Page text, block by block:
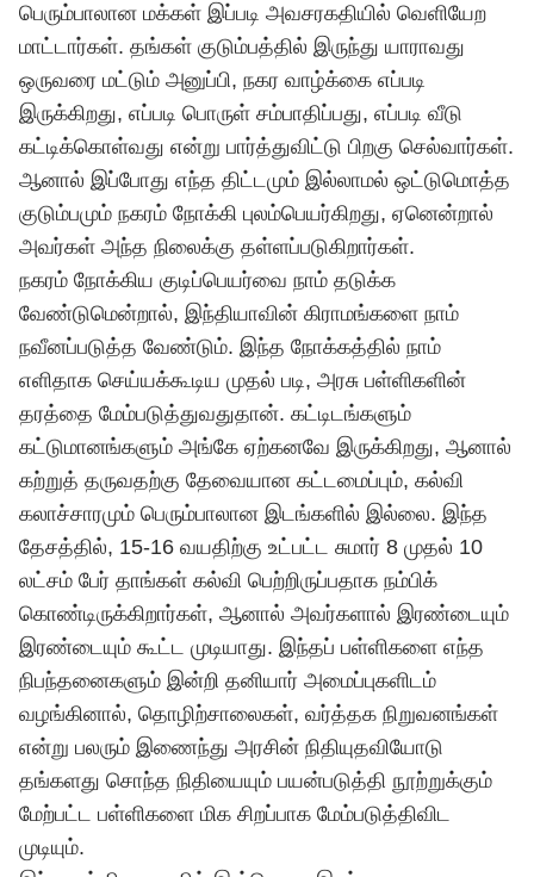
பெரும்பாலான மக்கள் இப்படி அவசரகதியில் வெளியேற
மாட்டார்கள். தங்கள் குடும்பத்தில் இருந்து யாராவது
ஒருவரை மட்டும் அனுப்பி, நகர வாழ்க்கை எப்படி
இருக்கிறது,‌ எப்படி பொருள் சம்பாதிப்பது, எப்படி வீடு
கட்டிக்கொள்வது என்று பார்த்துவிட்டு பிறகு செல்வார்கள்.
ஆனால் இப்போது எந்த திட்டமும் இல்லாமல் ஒட்டுமொத்த
குடும்பமும் நகரம் நோக்கி புலம்பெயர்கிறது, ஏனென்றால்
அவர்கள் அந்த நிலைக்கு தள்ளப்படுகிறார்கள்.
நகரம் நோக்கிய குடிப்பெயர்வை நாம் தடுக்க
வேண்டுமென்றால், இந்தியாவின் கிராமங்களை நாம்
நவீனப்படுத்த வேண்டும். இந்த நோக்கத்தில் நாம்
எளிதாக செய்யக்கூடிய முதல் படி, அரசு பள்ளிகளின்
தரத்தை மேம்படுத்துவதுதான். கட்டிடங்களும்
கட்டுமானங்களும் அங்கே ஏற்கனவே இருக்கிறது, ஆனால்
கற்றுத் தருவதற்கு தேவையான கட்டமைப்பும், கல்வி
கலாச்சாரமும் பெரும்பாலான இடங்களில் இல்லை. இந்த
தேசத்தில், 15-16 வயதிற்கு உட்பட்ட சுமார் 8 முதல் 10
லட்சம் பேர் தாங்கள் கல்வி பெற்றிருப்பதாக நம்பிக்
கொண்டிருக்கிறார்கள், ஆனால் அவர்களால் இரண்டையும்
இரண்டையும் கூட்ட முடியாது. இந்தப் பள்ளிகளை எந்த
நிபந்தனைகளும் இன்றி தனியார் அமைப்புகளிடம்
வழங்கினால், தொழிற்சாலைகள், வர்த்தக நிறுவனங்கள்
என்று பலரும் இணைந்து அரசின் நிதியுதவியோடு
தங்களது சொந்த நிதியையும் பயன்படுத்தி நூற்றுக்கும்
மேற்பட்ட பள்ளிகளை மிக சிறப்பாக மேம்படுத்திவிட
முடியும்.